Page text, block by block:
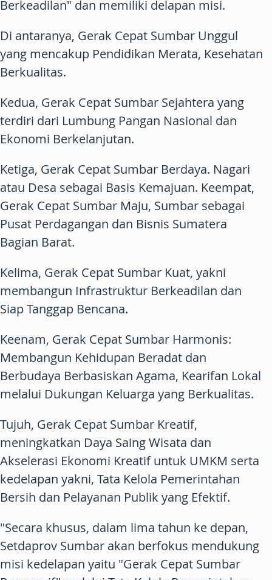
Berkeadilan" dan memiliki delapan misi.
Di antaranya, Gerak Cepat Sumbar Unggul
yang mencakup Pendidikan Merata, Kesehatan
Berkualitas.
Kedua, Gerak Cepat Sumbar Sejahtera yang
terdiri dari Lumbung Pangan Nasional dan
Ekonomi Berkelanjutan.
Ketiga, Gerak Cepat Sumbar Berdaya. Nagari
atau Desa sebagai Basis Kemajuan. Keempat,
Gerak Cepat Sumbar Maju, Sumbar sebagai
Pusat Perdagangan dan Bisnis Sumatera
Bagian Barat.
Kelima, Gerak Cepat Sumbar Kuat, yakni
membangun Infrastruktur Berkeadilan dan
Siap Tanggap Bencana.
Keenam, Gerak Cepat Sumbar Harmonis:
Membangun Kehidupan Beradat dan
Berbudaya Berbasiskan Agama, Kearifan Lokal
melalui Dukungan Keluarga yang Berkualitas.
Tujuh, Gerak Cepat Sumbar Kreatif,
meningkatkan Daya Saing Wisata dan
Akselerasi Ekonomi Kreatif untuk UMKM serta
kedelapan yakni, Tata Kelola Pemerintahan
Bersih dan Pelayanan Publik yang Efektif.
"Secara khusus, dalam lima tahun ke depan,
Setdaprov Sumbar akan berfokus mendukung
misi kedelapan yaitu "Gerak Cepat Sumbar